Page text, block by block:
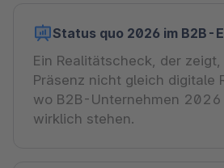
Status quo 2026 im B2B-
Ein Realitätscheck, der
Präsenz nicht gleich digitale
wo B2B-Unternehmen
wirklich stehen.